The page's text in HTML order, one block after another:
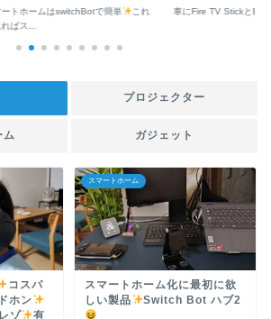
ートホームはswitchBotで簡単
これ
ればス...
車にFire TV Stickと
プロジェクター
ム ガジェット
コスパ
ホン
ゾ
有
スマートホーム
スマートホーム化に最初に欲
しい製品
Switch Bot ハブ2